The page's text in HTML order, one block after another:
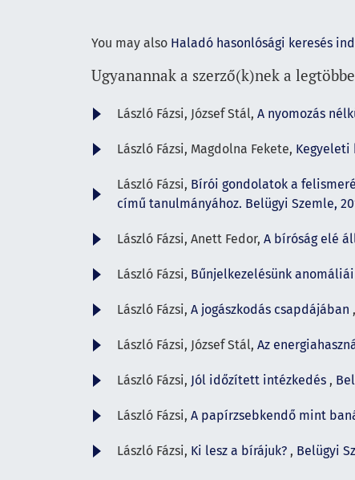
You may also Haladó hasonlósági keresés
Ugyanannak a szerző(k)nek a
László Fázsi, József Stál, A nyomozás
László Fázsi, Magdolna Fekete, Kegyeleti
László Fázsi, Bírói gondolatok a
című tanulmányához. Belügyi Szemle,
László Fázsi, Anett Fedor, A bíróság elé
László Fázsi, Bűnjelkezelésünk
László Fázsi, A jogászkodás csapdájában ,
László Fázsi, József Stál, Az
László Fázsi, Jól időzített intézkedés ,
László Fázsi, A papírzsebkendő mint
László Fázsi, Ki lesz a bírájuk? , Belügyi